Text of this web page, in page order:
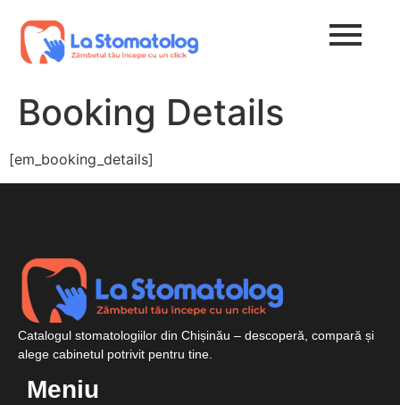
Booking Details
[em_booking_details]
Catalogul stomatologiilor din Chișinău – descoperă, compară și
alege cabinetul potrivit pentru tine.
Meniu